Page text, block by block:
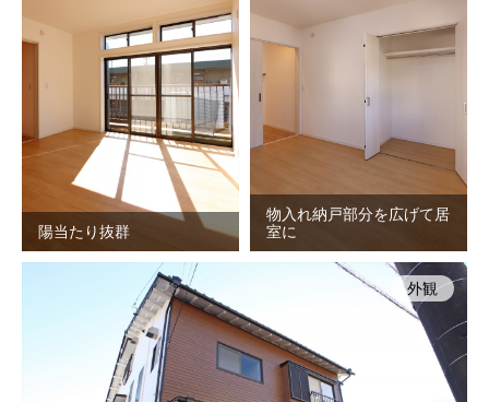
陽当たり抜群
物入れ納戸部分を広げて居
室に
外観